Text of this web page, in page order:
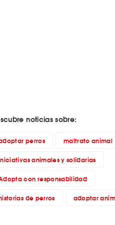
noticias sobre:
perros
maltrato animal
animales y solidarias
con responsabilidad
de perros
adoptar